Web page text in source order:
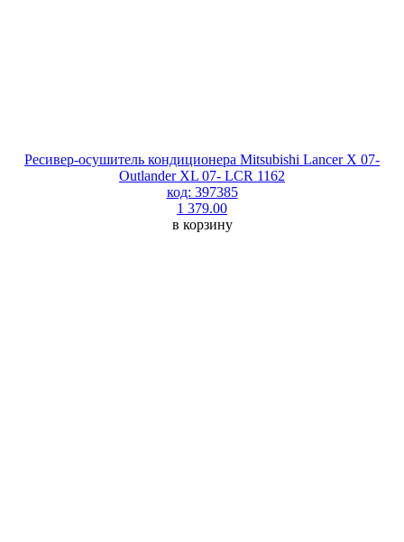
Ресивер-осушитель кондиционера Mitsubishi Lancer X 07-
Outlander XL 07- LCR 1162
код: 397385
1 379.00
в корзину